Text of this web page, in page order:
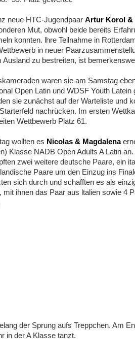
neue HTC-Jugendpaar Artur Korol &
Mut, obwohl beide bereits
konnten. lhre Teilnahme in
in neuer
Ausland zu bestreiten, ist
waren sie am Samstag
Open Latin und WDSF Youth Latein
sie zunächst auf der Warteliste und
nachrücken. Im ersten
Wettbewerb Platz 61.
wollten es Nicolas & Magdalena
Klasse NADB Open Adults A Latin
zwei weitere deutsche Paare, ein
Paare um den Einzug ins
sich durch und schafften es als
mit ihnen das Paar aus ltalien sowie 4
der Sprung aufs Treppchen. Am
in der A­ Klasse tanzt.